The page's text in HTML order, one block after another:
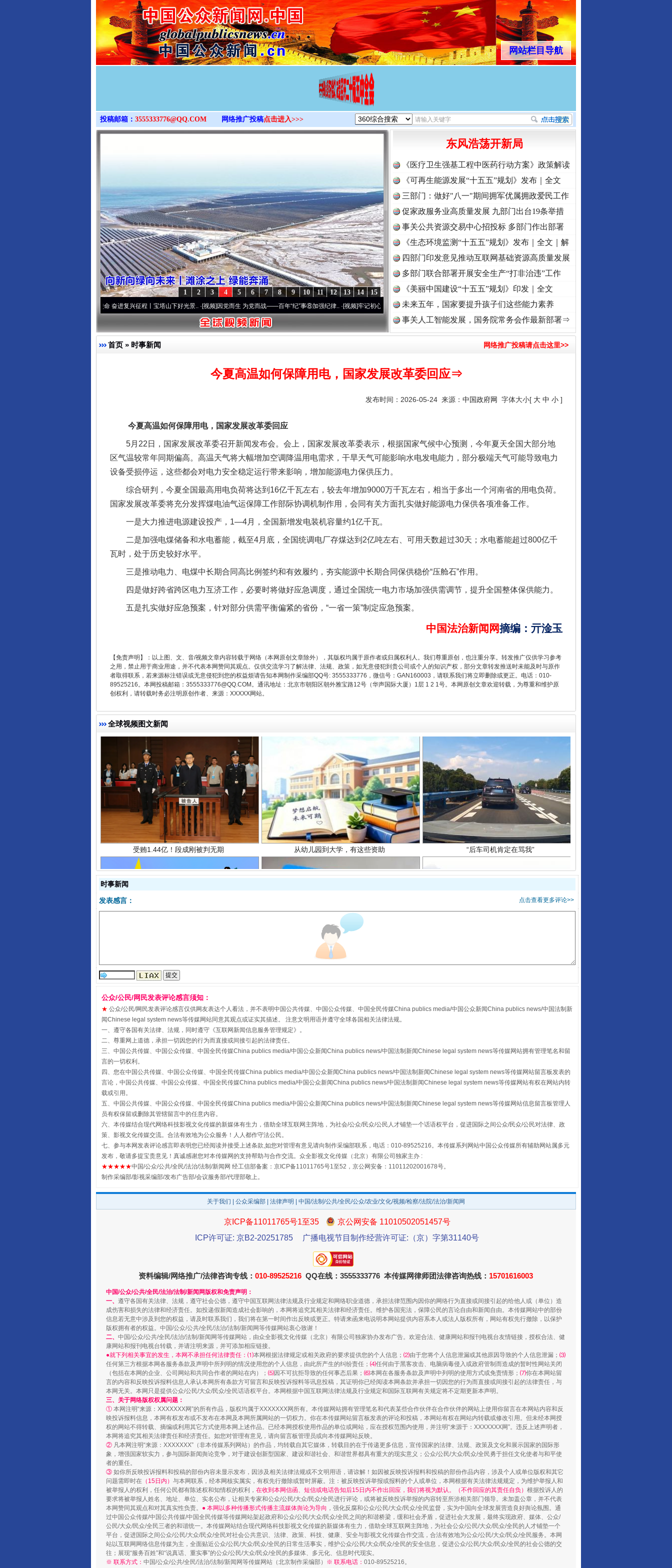
>
网站栏目导航
投稿邮箱： 3555333776@QQ.COM 网络推广投稿点击进入>>>
15
14
13
12
11
10
9
8
7
6
5
4
3
2
1
牢记初心使命 奋进复兴征程丨宝塔山下好光景..·[视频]因党而生 为党而战——百年“纪”事⑧加强纪律..·[视频]牢记初心使命 奋进复兴征程丨“转折之城”激荡..·[视频]牢记初心使命 奋进复兴征程丨红船起航处 潮起..
东风浩荡开新局
《医疗卫生强基工程中医药行动方案》政策解读
《可再生能源发展“十五五”规划》发布｜全文
三部门：做好"八一"期间拥军优属拥政爱民工作
促家政服务业高质量发展 九部门出台19条举措
事关公共资源交易中心招投标 多部门作出部署
《生态环境监测“十五五”规划》发布｜全文｜解
读
四部门印发意见推动互联网基础资源高质量发展
多部门联合部署开展安全生产“打非治违”工作
《美丽中国建设“十五五”规划》印发｜全文
未来五年，国家要提升孩子们这些能力素养
事关人工智能发展，国务院常务会作最新部署⇒
首页 » 时事新闻 网络推广投稿请点击这里>>
今夏高温如何保障用电，国家发展改革委回应⇒
发布时间：2026-05-24 来源： 中国政府网 字体大小[ 大 中 小 ]
今夏高温如何保障用电，国家发展改革委回应
5月22日，国家发展改革委召开新闻发布会。会上，国家发展改革委表示，根据国家气候中心预测，今年夏天全国大部分地
区气温较常年同期偏高。高温天气将大幅增加空调降温用电需求，干旱天气可能影响水电发电能力，部分极端天气可能导致电力
设备受损停运，这些都会对电力安全稳定运行带来影响，增加能源电力保供压力。
综合研判，今夏全国最高用电负荷将达到16亿千瓦左右，较去年增加9000万千瓦左右，相当于多出一个河南省的用电负荷。
国家发展改革委将充分发挥煤电油气运保障工作部际协调机制作用，会同有关方面扎实做好能源电力保供各项准备工作。
一是大力推进电源建设投产，1—4月，全国新增发电装机容量约1亿千瓦。
二是加强电煤储备和水电蓄能，截至4月底，全国统调电厂存煤达到2亿吨左右、可用天数超过30天；水电蓄能超过800亿千
瓦时，处于历史较好水平。
三是推动电力、电煤中长期合同高比例签约和有效履约，夯实能源中长期合同保供稳价“压舱石”作用。
四是做好跨省跨区电力互济工作，必要时将做好应急调度，通过全国统一电力市场加强供需调节，提升全国整体保供能力。
五是扎实做好应急预案，针对部分供需平衡偏紧的省份，“一省一策”制定应急预案。
中国法治新闻网摘编 ： 亓淦玉
【免责声明】：以上图、文、音/视频文章内容转载于网络（本网原创文章除外），其版权均属于原作者或归属权利人。我们尊重原创，也注重分享。转发推广仅供学习参考
之用，禁止用于商业用途，并不代表本网赞同其观点。仅供交流学习了解法律、法规、政策，如无意侵犯到贵公司或个人的知识产权，部分文章转发推送时未能及时与原作
者取得联系，若来源标注错误或无意侵犯到您的权益烦请告知本网制作采编部QQ号: 3555333776，微信号：GAN160003，请联系我们将立即删除或更正。电话：010-
89525216。本网投稿邮箱：3555333776@QQ.COM。通讯地址：北京市朝阳区朝外雅宝路12号（华声国际大厦）1层 1 2 1号。本网原创文章欢迎转载，为尊重和维护原
创权利，请转载时务必注明原创作者、来源：XXXXX网站。
全球视频图文新闻
完善运行机制助力责任有效落实 一纸欠条伤亲情 巡回调解促和解.. 行业协会接连发公告
法徽映军营 权益有保障 让核能赋能千行百业
千年窑火 生生不息 一批国家标准开始实施 从数据变化看反腐深化
揭开“小金库”的免责幌子 以产业富民促振兴 酒驾未被当场查获能处罚吗
受贿1.44亿！段成刚被判无期 从幼儿园到大学，有这些资助 “后车司机肯定在骂我”
事关残疾人未来5年
阿坝州三大球赛在茂县开幕
国家大学科技园优化重塑工作 镜头丨大暑三秋近 山西：不断增强治理腐败综合效能
扯下公款旅游的“隐身衣” 如何以同查同治破解风腐交织难题
时事新闻
点击查看更多评论>>
发表感言：
公众/公民/网民发表评论感言须知：
★ 公众/公民/网民发表评论感言仅供网友表达个人看法，并不表明中国公共传媒、中国公众传媒、中国全民传媒China publics media/中国公众新闻China publics news/中国法制新
闻Chinese legal system news等传媒网站同意其观点或证实其描述。 注意文明用语并遵守全球各国相关法律法规。
一、遵守各国有关法律、法规，同时遵守《互联网新闻信息服务管理规定》。
二、尊重网上道德，承担一切因您的行为而直接或间接引起的法律责任。
三、中国公共传媒、中国公众传媒、中国全民传媒China publics media/中国公众新闻China publics news/中国法制新闻Chinese legal system news等传媒网站拥有管理笔名和留
言的一切权利。
四、您在中国公共传媒、中国公众传媒、中国全民传媒China publics media/中国公众新闻China publics news/中国法制新闻Chinese legal system news等传媒网站留言板发表的
言论，中国公共传媒、中国公众传媒、中国全民传媒China publics media/中国公众新闻China publics news/中国法制新闻Chinese legal system news等传媒网站有权在网站内转
载或引用。
五、中国公共传媒、中国公众传媒、中国全民传媒China publics media/中国公众新闻China publics news/中国法制新闻Chinese legal system news等传媒网站信息留言板管理人
员有权保留或删除其管辖留言中的任意内容。
六、本传媒结合现代网络科技影视文化传媒的新媒体有生力，借助全球互联网主阵地，为社会/公众/民众/公民人才铺垫一个话语权平台，促进国际之间公众/民众/公民对法律、政
策、影视文化传媒交流。合法有效地为公众服务！人人都作守法公民。
七、参与本网发表评论感言即表明您已经阅读并接受上述条款,如您对管理有意见请向制作采编部联系，电话：010-89525216。本传媒系列网站中国公众传媒所有辅助网站属多元
发布，敬请多提宝贵意见！真诚感谢您对本传媒网的支持帮助与合作交流。众全影视文化传媒（北京）有限公司独家主办 :
★★★★★中国/公众/公共/全民/法治/法制/新闻网 经工信部备案：京ICP备11011765号1至52，京公网安备：11011202001678号。
制作采编部/影视采编部/发布广告部/会议服务部/代理部敬上。
关于我们 公众采编部 法律声明 | 中国/法制/公共/全民/公众/农业/文化/视频/检察/法院/法治/新闻网
京ICP备11011765号1至35
京公网安备 11010502051457号
ICP许可证: 京B2-20251785
广播电视节目制作经营许可证:（京）字第31140号
资料编辑/网络推广/法律咨询专线： 010-89525216 QQ在线：3555333776 本传媒网律师团法律咨询热线： 15701616003
中国/公众/公共/全民/法治/法制/新闻网版权和免责声明：
一、 遵守各国有关法律、法规，遵守社会公德，遵守中国互联网法律法规及行业规定和网络职业道德，承担法律范围内因你的网络行为直接或间接引起的给他人或（单位）造
成伤害和损失的法律和经济责任。如投递假新闻造成社会影响的，本网将追究其相关法律和经济责任。维护各国宪法，保障公民的言论自由和新闻自由。本传媒网站中的部份
信息若无意中涉及到您的权益，请及时联系我们，我们将在第一时间作出反映或更正。特请来函来电说明本网站提供内容系本人或法人版权所有，网站有权先行撤除，以保护
版权拥有者的权益。中国/公众/公共/全民/法治/法制/新闻网等传媒网站衷心致谢！
二、 中国/公众/公共/全民/法治/法制/新闻网等传媒网站，由众全影视文化传媒（北京）有限公司独家协办发布广告。欢迎合法、健康网站和报刊电视台友情链接，授权合法、健
康网站和报刊电视台转载，并请注明来源，并可添加相应链接。
●就下列相关事宜的发生，本网不承担任何法律责任：⑴本网根据法律规定或相关政府的要求提供您的个人信息； ⑵由于您将个人信息泄漏或其他原因导致的个人信息泄漏； ⑶
任何第三方根据本网各服务条款及声明中所列明的情况使用您的个人信息，由此所产生的纠纷责任； ⑷任何由于黑客攻击、电脑病毒侵入或政府管制而造成的暂时性网站关闭
（包括在本网的企业、公司网站和共同合作者的网站在内）； ⑸因不可抗拒导致的任何事态后果； ⑹本网在各服务条款及声明中列明的使用方式或免责情形； ⑺你在本网站留
言的内容和反映投诉报料信息人承认本网所有条款方可留言和反映投诉报料等讯息投稿，其证明你已经阅读本网条款并承担一切因您的行为而直接或间接引起的法律责任，与
本网无关。本网只是提供公众/公民/大众/民众/全民话语权平台。本网根据中国互联网法律法规及行业规定和国际互联网有关规定将不定期更新本声明。
三、关于网络版权权属问题：
① 本网注明“来源：XXXXXXX网”的所有作品，版权均属于XXXXXXX网所有。本传媒网站拥有管理笔名和代表某些合作伙伴在合作伙伴的网站上使用你留言在本网站内容和反
映投诉报料信息，本网有权发布或不发布在本网及本网所属网站的一切权力。你在本传媒网站留言板发表的评论和投稿，本网站有权在网站内转载或修改引用。但未经本网授
权的网站不得转载、摘编或利用其它方式使用本网上述作品。已经本网授权使用作品的单位或网站，应在授权范围内使用，并注明“来源于：XXXXXXX网”。违反上述声明者，
本网将追究其相关法律责任和经济责任。如您对管理有意见，请向留言板管理员或向本传媒网站反映。
② 凡本网注明“来源：XXXXXXX”（非本传媒系列网站）的作品，均转载自其它媒体，转载目的在于传递更多信息，宣传国家的法律、法规、政策及文化和展示国家的国际形
象，增强国家软实力，参与国际新闻舆论竞争，对于建设创新型国家、建设和谐社会、和谐世界都具有重大的现实意义；公众/公民/大众/民众/全民勇于担任文化使者与和平使
者的重任。
③ 如你所反映投诉报料和投稿的部份内容未显示发布，因涉及相关法律法规或不文明用语，请谅解！如因被反映投诉报料和投稿的部份作品内容，涉及个人或单位版权和其它
问题需即时在 （15日内） 与本网联系，经本网核实属实，有权先行撤除或暂时屏蔽。注：被反映投诉举报或报料的个人或单位，本网根据有关法律法规规定，为维护举报人和
被举报人的权利，任何公民都有陈述权和知情权的权利， 在收到本网信函、短信或电话告知后15日内不作出回应，我们将视为默认。（不作回应的其责任自负） 根据投诉人的
要求将被举报人姓名、地址、单位、实名公布，让相关专家和公众/公民/大众/民众/全民进行评论，或将被反映投诉举报的内容转至所涉相关部门领导。未加盖公章，并不代表
本网赞同其观点和对其真实性负责。 ● 本网以多种传播形式传播主流媒体舆论为导向 ，强化反腐和公众/公民/大众/民众/全民监督，实为中国向全球发展营造良好舆论氛围。通
过中国公众传媒/中国公共传媒/中国全民传媒等传媒网站架起政府和公众/公民/大众/民众/全民之间的和谐桥梁，缓和社会矛盾，促进社会大发展，最终实现政府、媒体、公众/
公民/大众/民众/全民三者的和谐统一。本传媒网站结合现代网络科技影视文化传媒的新媒体有生力，借助全球互联网主阵地，为社会公众/公民/大众/民众/全民的人才铺垫一个
平台，促进国际之间公众/公民/大众/民众/全民对社会公共意识、法律、政策、科技、健康、安全与影视文化传媒合作交流，合法有效地为公众/公民/大众/民众/全民服务。本网
站以互联网网络信息传媒为主，全面贴近公众/公民/大众/民众/全民的日常生活事实，维护公众/公民/大众/民众/全民的安全信息，促进公众/公民/大众/民众/全民的社会公德的交
往；展现“服务百姓”和“说真话、重实事”的公众/公民/大众/民众/全民的多媒体、多元化、信息时代现实。
※ 联系方式： 中国/公众/公共/全民/法治/法制/新闻网等传媒网站（北京制作采编部） ※ 联系电话： 010-89525216。